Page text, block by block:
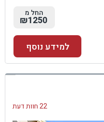
החל מ
₪1250
למידע נוסף
22 חוות דעת